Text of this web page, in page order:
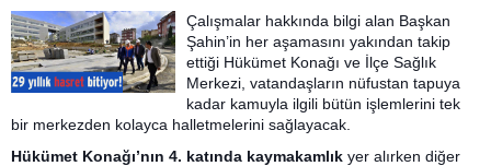
Çalışmalar hakkında bilgi alan Başkan
Şahin’in her aşamasını yakından takip
ettiği Hükümet Konağı ve İlçe Sağlık
Merkezi, vatandaşların nüfustan tapuya
kadar kamuyla ilgili bütün işlemlerini tek
bir merkezden kolayca halletmelerini sağlayacak.
Hükümet Konağı’nın 4. katında kaymakamlık yer alırken diğer